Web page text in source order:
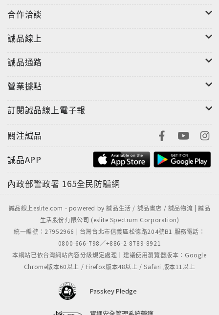
合作洽談
誠品線上
誠品通路
營業據點
訂閱誠品線上電子報
關注誠品
誠品APP
內政部警政署 165全民防騙網
誠品線上eslite.com - powered by 誠品生活 / 誠品書店 / 誠品物流 | 誠品
生活股份有限公司 (eslite Spectrum Corporation)
統一編號：27952966 | 台灣台北市信義區松德路204號B1 服務電話：
0800-666-798／+886-2-8789-8921
本網站已依台灣網站內容分級規定處理｜建議使用瀏覽器版本：Google
Chrome版本60以上 / Firefox版本48以上 / Safari 版本11以上
Passkey Pledge